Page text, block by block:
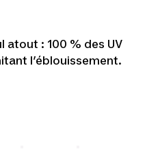
atout : 100 % des UV
l’éblouissement.